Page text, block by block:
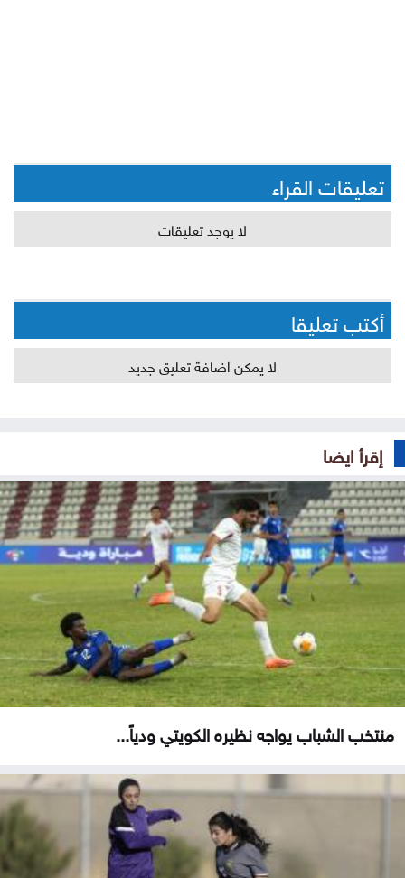
تعليقات القراء
لا يوجد تعليقات
أكتب تعليقا
لا يمكن اضافة تعليق جديد
إقرأ ايضا
منتخب الشباب يواجه نظيره الكويتي ودياً...